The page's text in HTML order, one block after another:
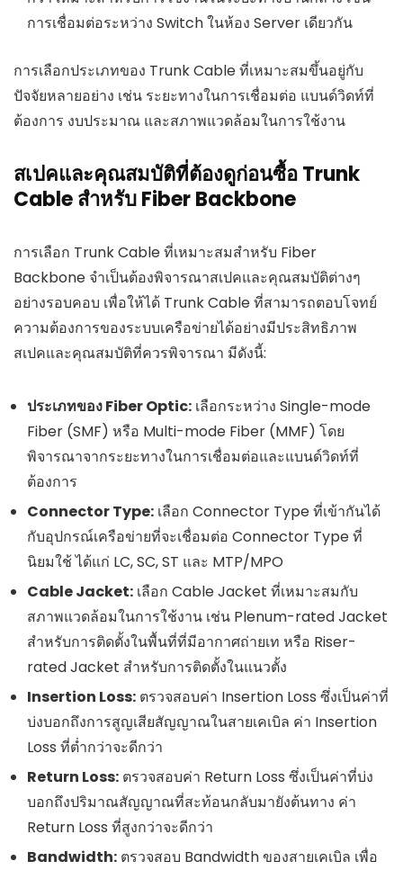
การเชื่อมต่อระหว่าง Switch ในห้อง Server เดียวกัน
การเลือกประเภทของ Trunk Cable ที่เหมาะสมขึ้นอยู่กับ
ปัจจัยหลายอย่าง เช่น ระยะทางในการเชื่อมต่อ แบนด์วิดท์ที่
ต้องการ งบประมาณ และสภาพแวดล้อมในการใช้งาน
สเปคและคุณสมบัติที่ต้องดูก่อนซื้อ Trunk
Cable สำหรับ Fiber Backbone
การเลือก Trunk Cable ที่เหมาะสมสำหรับ Fiber
Backbone จำเป็นต้องพิจารณาสเปคและคุณสมบัติต่างๆ
อย่างรอบคอบ เพื่อให้ได้ Trunk Cable ที่สามารถตอบโจทย์
ความต้องการของระบบเครือข่ายได้อย่างมีประสิทธิภาพ
สเปคและคุณสมบัติที่ควรพิจารณา มีดังนี้:
ประเภทของ Fiber Optic: เลือกระหว่าง Single-mode
Fiber (SMF) หรือ Multi-mode Fiber (MMF) โดย
พิจารณาจากระยะทางในการเชื่อมต่อและแบนด์วิดท์ที่
ต้องการ
Connector Type: เลือก Connector Type ที่เข้ากันได้
กับอุปกรณ์เครือข่ายที่จะเชื่อมต่อ Connector Type ที่
นิยมใช้ ได้แก่ LC, SC, ST และ MTP/MPO
Cable Jacket: เลือก Cable Jacket ที่เหมาะสมกับ
สภาพแวดล้อมในการใช้งาน เช่น Plenum-rated Jacket
สำหรับการติดตั้งในพื้นที่ที่มีอากาศถ่ายเท หรือ Riser-
rated Jacket สำหรับการติดตั้งในแนวตั้ง
Insertion Loss: ตรวจสอบค่า Insertion Loss ซึ่งเป็นค่าที่
บ่งบอกถึงการสูญเสียสัญญาณในสายเคเบิล ค่า Insertion
Loss ที่ต่ำกว่าจะดีกว่า
Return Loss: ตรวจสอบค่า Return Loss ซึ่งเป็นค่าที่บ่ง
บอกถึงปริมาณสัญญาณที่สะท้อนกลับมายังต้นทาง ค่า
Return Loss ที่สูงกว่าจะดีกว่า
Bandwidth: ตรวจสอบ Bandwidth ของสายเคเบิล เพื่อ